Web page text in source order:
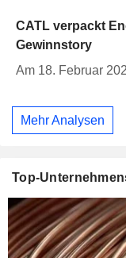
CATL verpackt
Gewinnstory
Am 18. Februar
Mehr Analysen
Top-